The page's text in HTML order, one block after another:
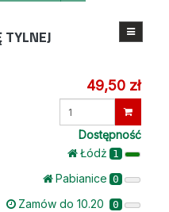
49,50 zł
Dostępność
Łódż 1
Pabianice 0
Zamów do 10.20 0